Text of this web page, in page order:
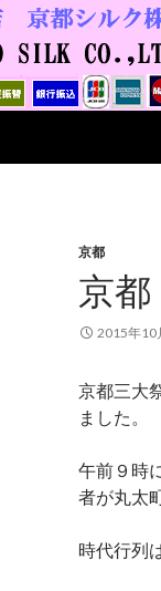
京都
京
2015年10
京都三大
ました。
午前９時
者が丸太
時代行列